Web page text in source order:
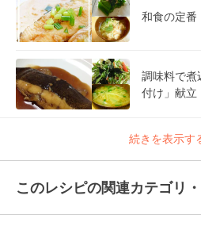
和食の定番
調味料で煮
付け」献立
続きを表示す
このレシピの関連カテゴリ